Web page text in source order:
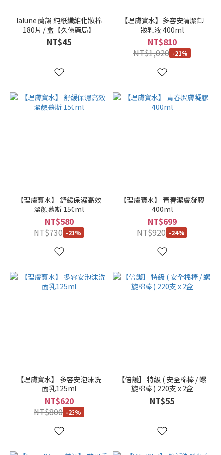
(1)
lalune 蘭韻 純紙纖維化妝棉
180片 / 盒【久億藥局】
NT$45
【理膚寶水】多容安清潔卸
妝乳液 400ml
NT$810
NT$1,020 -21%
【理膚寶水】 舒緩保濕高效
潔顏慕斯 150ml
NT$580
NT$730 -21%
【理膚寶水】 青春潔膚凝膠
400ml
NT$699
NT$920 -24%
【理膚寶水】 多容安泡沫洗
面乳125ml
NT$620
NT$800 -23%
【倍護】 特級 ( 安全棉棒 / 螺
旋棉棒 ) 220支 x 2盒
NT$55